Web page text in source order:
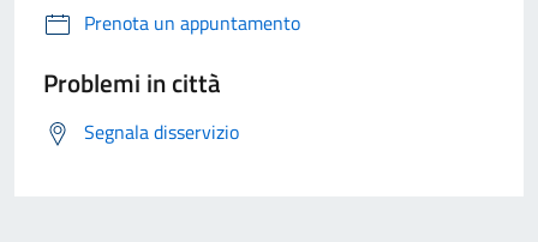
Prenota un appuntamento
Problemi in città
Segnala disservizio